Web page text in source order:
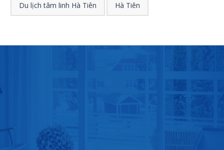
Du lịch tâm linh Hà Tiên Hà Tiên